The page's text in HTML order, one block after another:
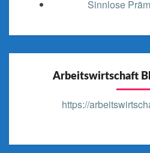
Sinnlose
Arbeitswirtschaft
https://